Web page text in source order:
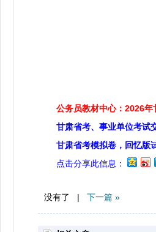
公务员教材中心：2026年
甘肃省考、事业单位考试
甘肃省考模拟卷，回忆版
点击分享此信息：
没有了 | 下一篇 »